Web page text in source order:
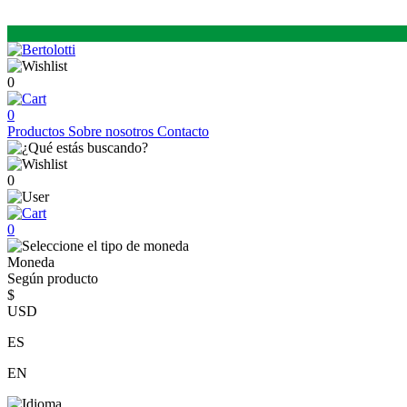
0
0
Productos Sobre nosotros Contacto
0
0
Moneda
Según producto
$
USD
ES
EN